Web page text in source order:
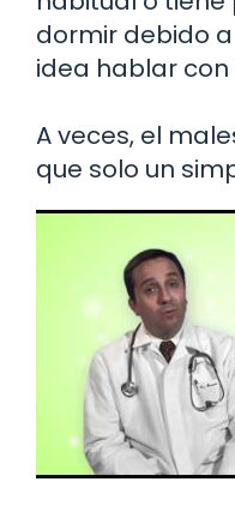
dormir debido
idea hablar con
A veces, el
que solo un